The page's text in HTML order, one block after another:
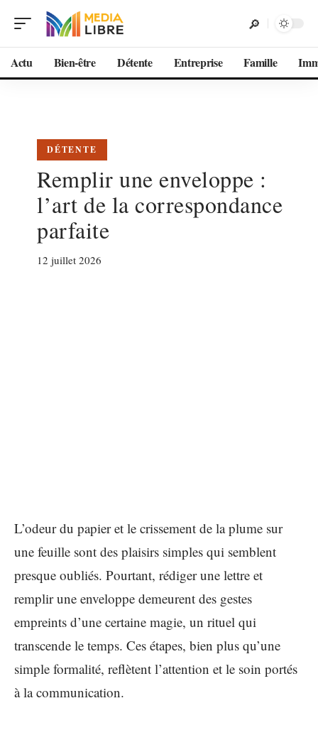
Actu Bien-être Détente Entreprise Famille
DÉTENTE
Remplir une enveloppe :
l’art de la correspondance
parfaite
12 juillet 2026
L’odeur du papier et le crissement de la plume sur
une feuille sont des plaisirs simples qui semblent
presque oubliés. Pourtant, rédiger une lettre et
remplir une enveloppe demeurent des gestes
empreints d’une certaine magie, un rituel qui
transcende le temps. Ces étapes, bien plus qu’une
simple formalité, reflètent l’attention et le soin portés
à la communication.